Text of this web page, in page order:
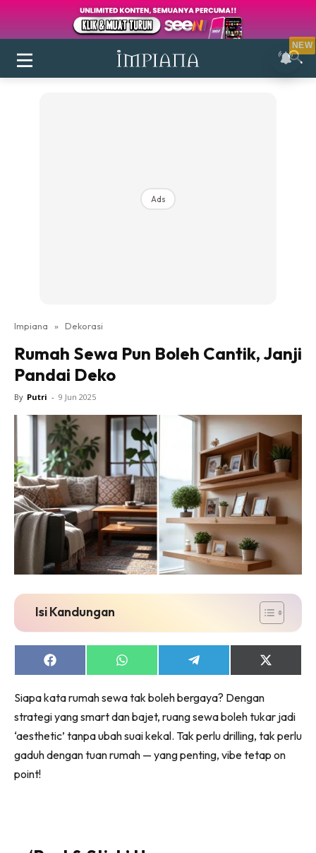
Login|Register
Ruang Makan
Ruang Tamu
Direktori
Interior Design
Landskap
DIY
Bilik Air
Bilik Tidur
Dapur
Ruang Makan
Make Over
Bilik Air
Bilik Tidur
Dapur
Ruang Tamu
Menarik Lagi
Casa Impiana
Impiana Makeover
Makeover Ruang Selebriti
Destinasi
Ads
Impiana » Dekorasi
Rumah Sewa Pun Boleh Cantik, Janji
Pandai Deko
By Putri - 9 Jun 2025
Isi Kandungan
Share
on
Share
on
Share
on
Share
on
Siapa kata rumah sewa tak boleh bergaya? Dengan
strategi yang smart dan bajet, ruang sewa boleh tukar jadi
‘aesthetic’ tanpa ubah suai kekal. Tak perlu drilling, tak perlu
gaduh dengan tuan rumah — yang penting, vibe tetap on
point!
NEW